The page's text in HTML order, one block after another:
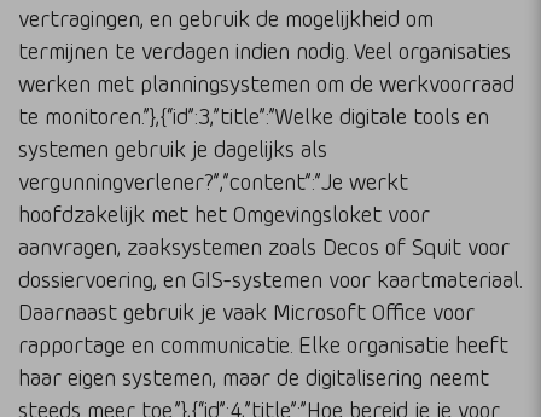
vertragingen, en gebruik de mogelijkheid om
termijnen te verdagen indien nodig. Veel organisaties
werken met planningsystemen om de werkvoorraad
te monitoren.”},{“id”:3,”title”:”Welke digitale tools en
systemen gebruik je dagelijks als
vergunningverlener?”,”content”:”Je werkt
hoofdzakelijk met het Omgevingsloket voor
aanvragen, zaaksystemen zoals Decos of Squit voor
dossiervoering, en GIS-systemen voor kaartmateriaal.
Daarnaast gebruik je vaak Microsoft Office voor
rapportage en communicatie. Elke organisatie heeft
haar eigen systemen, maar de digitalisering neemt
steeds meer toe.”},{“id”:4,”title”:”Hoe bereid je je voor